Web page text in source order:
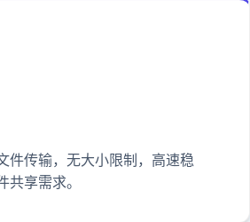
件传输，无大小限制，高速稳
共享需求。